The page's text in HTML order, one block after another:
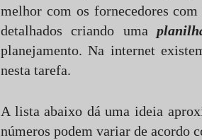
melhor com os fornecedores
detalhados criando uma
planejamento. Na internet
nesta tarefa.
A lista abaixo dá uma ideia
números podem variar de acordo